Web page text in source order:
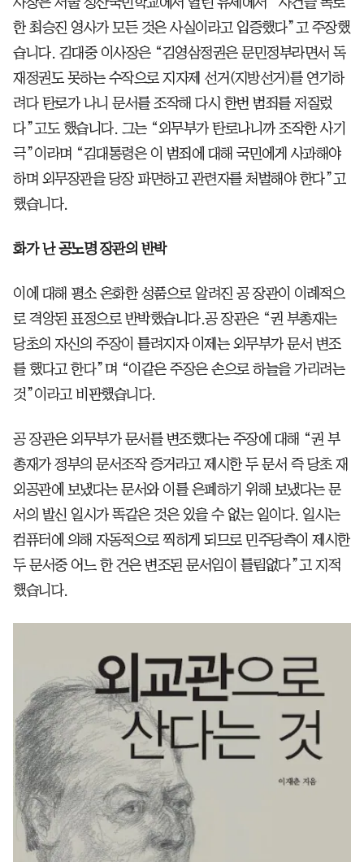
한 최승진 영사가 모든 것은 사실이라고 입증했다”고 주장했
습니다. 김대중 이사장은 “김영삼정권은 문민정부라면서 독
재정권도 못하는 수작으로 지자제 선거(지방선거)를 연기하
려다 탄로가 나니 문서를 조작해 다시 한번 범죄를 저질렀
다”고도 했습니다. 그는 “외무부가 탄로나니까 조작한 사기
극”이라며 “김대통령은 이 범죄에 대해 국민에게 사과해야
하며 외무장관을 당장 파면하고 관련자를 처벌해야 한다”고
했습니다.
화가 난 공노명 장관의 반박
이에 대해 평소 온화한 성품으로 알려진 공 장관이 이례적으
로 격앙된 표정으로 반박했습니다.공 장관은 “권 부총재는
당초의 자신의 주장이 틀려지자 이제는 외무부가 문서 변조
를 했다고 한다”며 “이같은 주장은 손으로 하늘을 가리려는
것”이라고 비판했습니다.
공 장관은 외무부가 문서를 변조했다는 주장에 대해 “권 부
총재가 정부의 문서조작 증거라고 제시한 두 문서 즉 당초 재
외공관에 보냈다는 문서와 이를 은폐하기 위해 보냈다는 문
서의 발신 일시가 똑같은 것은 있을 수 없는 일이다. 일시는
컴퓨터에 의해 자동적으로 찍히게 되므로 민주당측이 제시한
두 문서중 어느 한 건은 변조된 문서임이 틀림없다”고 지적
했습니다.